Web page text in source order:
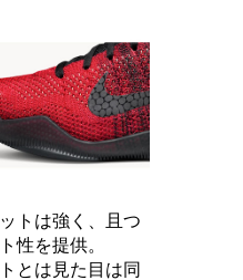
トは強く、且つ
性を提供。
とは見た目は同